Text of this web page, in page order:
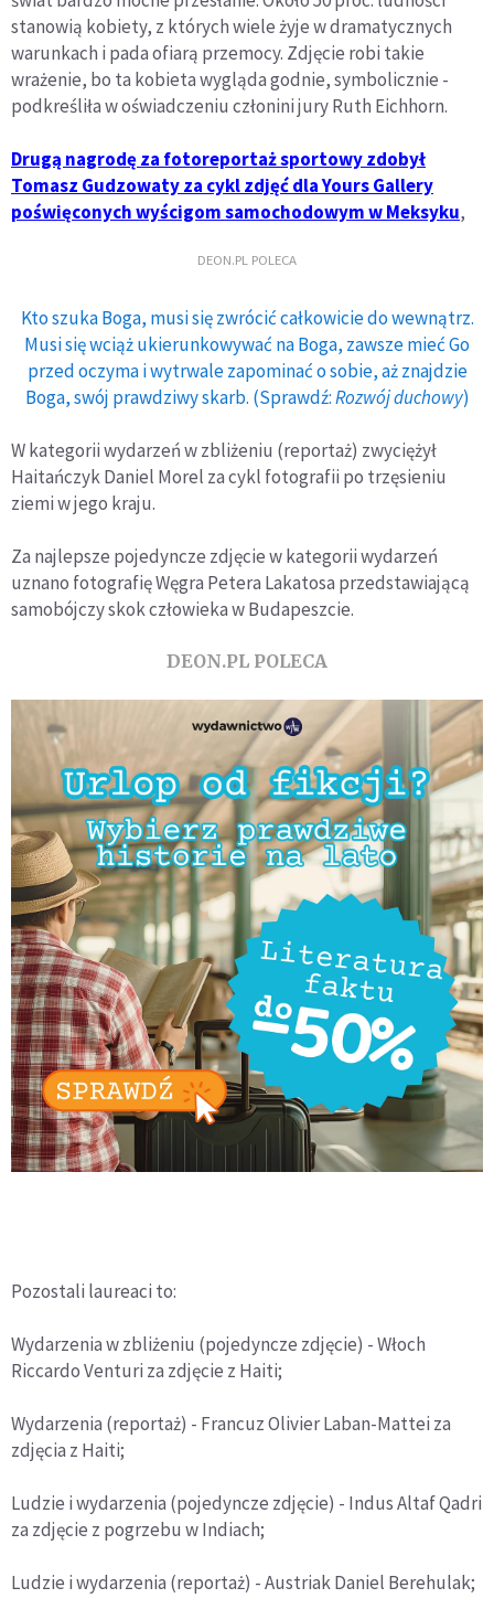
stanowią kobiety, z których wiele żyje w dramatycznych
warunkach i pada ofiarą przemocy. Zdjęcie robi takie
wrażenie, bo ta kobieta wygląda godnie, symbolicznie -
podkreśliła w oświadczeniu członini jury Ruth Eichhorn.
Drugą nagrodę za fotoreportaż sportowy zdobył
Tomasz Gudzowaty za cykl zdjęć dla Yours Gallery
poświęconych wyścigom samochodowym w Meksyku,
DEON.PL POLECA
Kto szuka Boga, musi się zwrócić całkowicie do wewnątrz.
Musi się wciąż ukierunkowywać na Boga, zawsze mieć Go
przed oczyma i wytrwale zapominać o sobie, aż znajdzie
Boga, swój prawdziwy skarb. (Sprawdź:Rozwój duchowy)
W kategorii wydarzeń w zbliżeniu (reportaż) zwyciężył
Haitańczyk Daniel Morel za cykl fotografii po trzęsieniu
ziemi w jego kraju.
Za najlepsze pojedyncze zdjęcie w kategorii wydarzeń
uznano fotografię Węgra Petera Lakatosa przedstawiającą
samobójczy skok człowieka w Budapeszcie.
DEON.PL POLECA
Pozostali laureaci to:
Wydarzenia w zbliżeniu (pojedyncze zdjęcie) - Włoch
Riccardo Venturi za zdjęcie z Haiti;
Wydarzenia (reportaż) - Francuz Olivier Laban-Mattei za
zdjęcia z Haiti;
Ludzie i wydarzenia (pojedyncze zdjęcie) - Indus Altaf Qadri
za zdjęcie z pogrzebu w Indiach;
Ludzie i wydarzenia (reportaż) - Austriak Daniel Berehulak;